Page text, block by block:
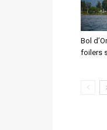
Bol
foilers